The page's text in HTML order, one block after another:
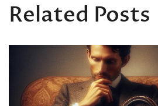
Related Posts